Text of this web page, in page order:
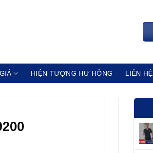
HIỆN TƯỢNG HƯ HỎNG LIÊN HỆ